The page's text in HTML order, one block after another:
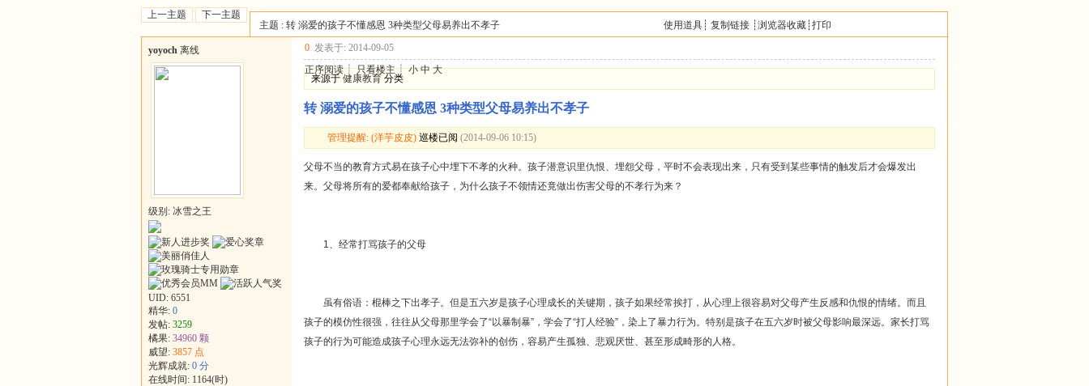
上一主题
下一主题
主题 : 转 溺爱的孩子不懂感恩 3种类型父母易养出不孝子
使用道具 ┊ 复制链接 ┊ 浏览器收藏 ┊ 打印
yoyoch 离线
级别: 冰雪之王
UID: 6551
精华: 0
发帖: 3259
橘果: 34960 颗
威望: 3857 点
光辉成就: 0 分
在线时间: 1164(时)
0 发表于: 2014-09-05
正序阅读 ┊ 只看楼主 ┊ 小 中 大
来源于 健康教育 分类
转 溺爱的孩子不懂感恩 3种类型父母易养出不孝子
管理提醒: (洋芋皮皮) 巡楼已阅 (2014-09-06 10:15)
父母不当的教育方式易在孩子心中埋下不孝的火种。孩子潜意识里仇恨、埋怨父母，平时不会表现出来，只有受到某些事情的触发后才会爆发出
来。父母将所有的爱都奉献给孩子，为什么孩子不领情还竟做出伤害父母的不孝行为来？
1、经常打骂孩子的父母
虽有俗语：棍棒之下出孝子。但是五六岁是孩子心理成长的关键期，孩子如果经常挨打，从心理上很容易对父母产生反感和仇恨的情绪。而且
孩子的模仿性很强，往往从父母那里学会了“以暴制暴”，学会了“打人经验”，染上了暴力行为。特别是孩子在五六岁时被父母影响最深远。家长打骂
孩子的行为可能造成孩子心理永远无法弥补的创伤，容易产生孤独、悲观厌世、甚至形成畸形的人格。